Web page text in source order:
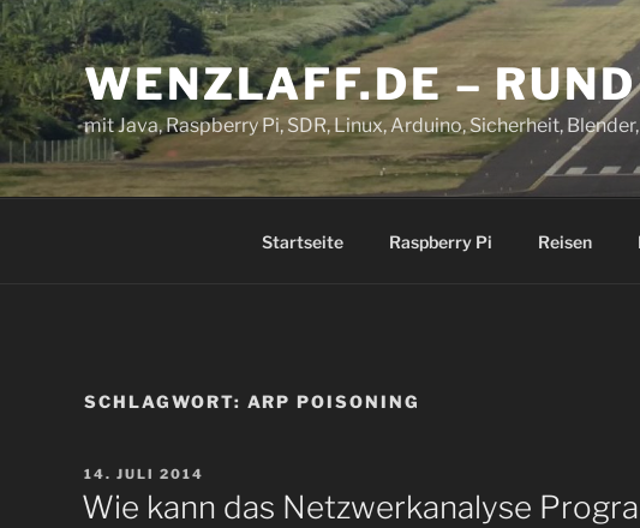
Zum
Inhalt
springen WENZLAFF.DE –
mit Java, Raspberry Pi, SDR, Linux, Arduino, Sicherheit,
Startseite Raspberry Pi Reisen
SCHLAGWORT: ARP POISONING
VERÖFFENTLICHT
AM
14. JULI 2014
Wie kann das Netzwerkanalyse